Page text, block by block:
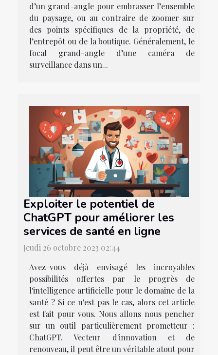
d’un grand-angle pour embrasser l’ensemble
du paysage, ou au contraire de zoomer sur
des points spécifiques de la propriété, de
l’entrepôt ou de la boutique. Généralement, le
focal grand-angle d’une caméra de
surveillance dans un...
Exploiter le potentiel de
ChatGPT pour améliorer les
services de santé en ligne
Jeudi 26 octobre 2023 02:44
Avez-vous déjà envisagé les incroyables
possibilités offertes par le progrès de
l'intelligence artificielle pour le domaine de la
santé ? Si ce n'est pas le cas, alors cet article
est fait pour vous. Nous allons nous pencher
sur un outil particulièrement prometteur :
ChatGPT. Vecteur d'innovation et de
renouveau, il peut être un véritable atout pour